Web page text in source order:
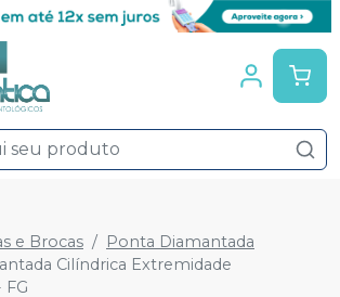
e Brocas
Ponta Diamantada
Cilíndrica Extremidade